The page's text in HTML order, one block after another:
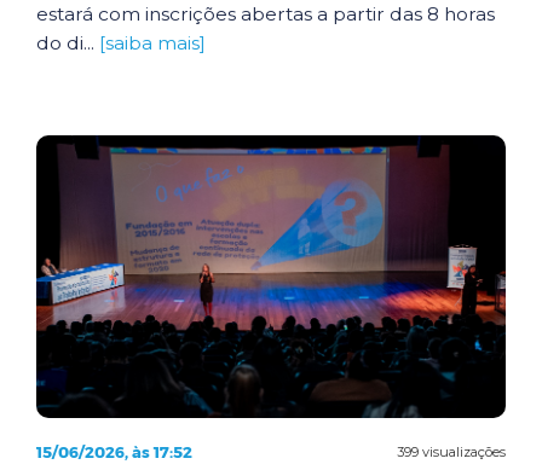
estará com inscrições abertas a partir das 8 horas
do di... [saiba mais]
399 visualizações
15/06/2026, às 17:52